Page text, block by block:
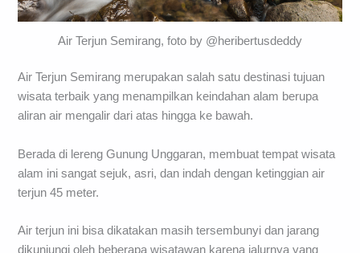
Air Terjun Semirang, foto by @heribertusdeddy
Air Terjun Semirang merupakan salah satu destinasi tujuan
wisata terbaik yang menampilkan keindahan alam berupa
aliran air mengalir dari atas hingga ke bawah.
Berada di lereng Gunung Unggaran, membuat tempat wisata
alam ini sangat sejuk, asri, dan indah dengan ketinggian air
terjun 45 meter.
Air terjun ini bisa dikatakan masih tersembunyi dan jarang
dikunjungi oleh beberapa wisatawan karena jalurnya yang